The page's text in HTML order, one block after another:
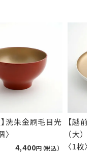
光琳プレート
ンパンゴールド
〈1枚〉